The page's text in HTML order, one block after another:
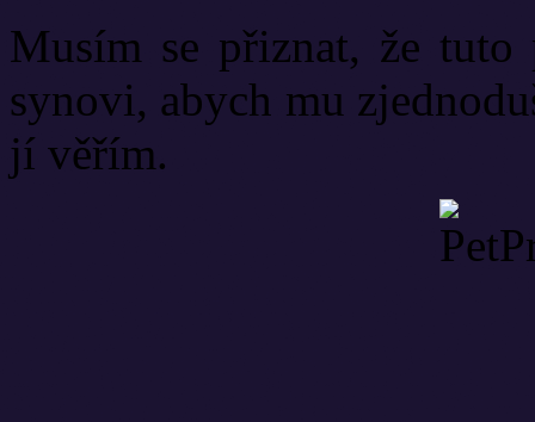
Musím se přiznat, že tuto
synovi, abych mu
jí věřím.